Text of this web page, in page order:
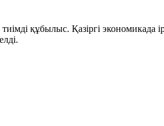
құбылыс. Қазіргі экономикада